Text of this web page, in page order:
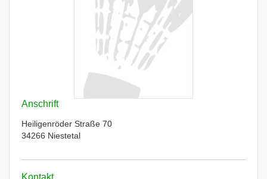
Anschrift
Heiligenröder Straße 70
34266 Niestetal
Kontakt